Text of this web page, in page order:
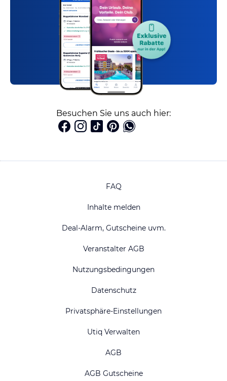
Besuchen Sie uns auch hier:
FAQ
Inhalte melden
Deal-Alarm, Gutscheine uvm.
Veranstalter AGB
Nutzungsbedingungen
Datenschutz
Privatsphäre-Einstellungen
Utiq Verwalten
AGB
AGB Gutscheine